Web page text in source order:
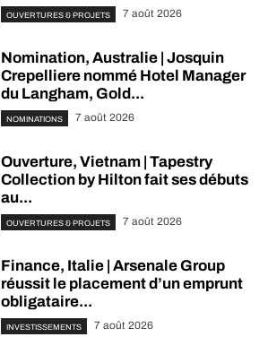
OUVERTURES & PROJETS 7 août 2026
Nomination, Australie | Josquin
Crepelliere nommé Hotel Manager
du Langham, Gold...
NOMINATIONS 7 août 2026
Ouverture, Vietnam | Tapestry
Collection by Hilton fait ses débuts
au...
OUVERTURES & PROJETS 7 août 2026
Finance, Italie | Arsenale Group
réussit le placement d’un emprunt
obligataire...
INVESTISSEMENTS 7 août 2026